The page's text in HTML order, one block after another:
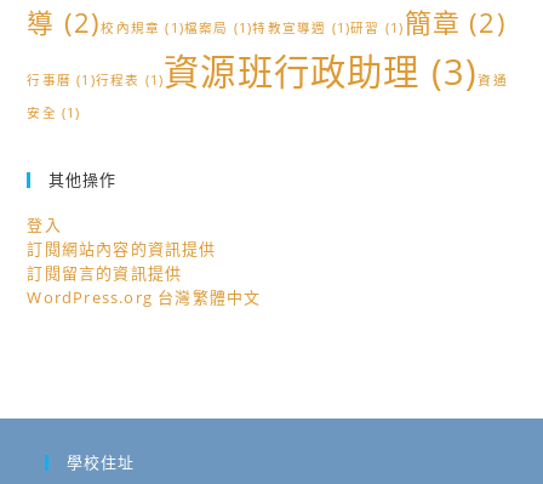
導 (2)校內規章 (1)檔案局 (1)特教宣導週 (1)研習 (1) 簡章 (2)
行事曆 (1)行程表 (1)資源班行政助理 (3)資通
安全 (1)
其他操作
登入
訂閱網站內容的資訊提供
訂閱留言的資訊提供
WordPress.org 台灣繁體中文
學校住址